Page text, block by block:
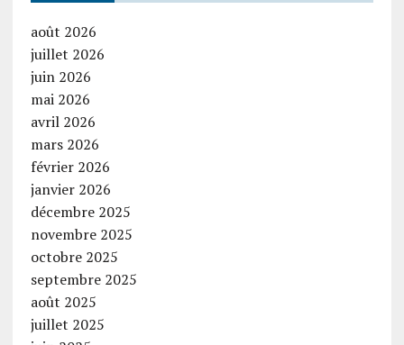
août 2026
juillet 2026
juin 2026
mai 2026
avril 2026
mars 2026
février 2026
janvier 2026
décembre 2025
novembre 2025
octobre 2025
septembre 2025
août 2025
juillet 2025